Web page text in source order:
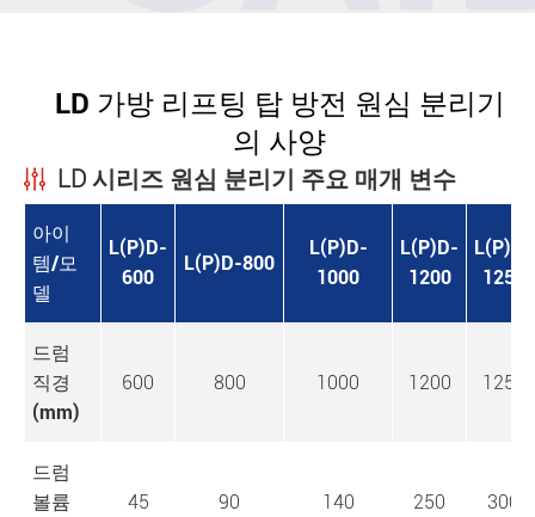
LD 가방 리프팅 탑 방전 원심 분리기
의 사양
LD 시리즈 원심 분리기 주요 매개 변수
아이
템/모
델
L(P)D-
600
L(P)D-800
L(P)D-
1000
L(P)D-
1200
L(P)D-
1250
드럼
직경
(mm)
600 800 1000 1200 1250
드럼
볼륨
45 90 140 250 300